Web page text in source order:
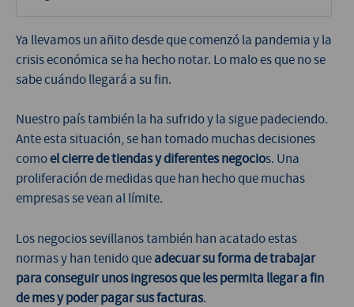
Ya llevamos un añito desde que comenzó la pandemia y la
crisis económica se ha hecho notar. Lo malo es que no se
sabe cuándo llegará a su fin.
Nuestro país también la ha sufrido y la sigue padeciendo.
Ante esta situación, se han tomado muchas decisiones
comoel cierre de tiendas y diferentes negocios. Una
proliferación de medidas que han hecho que muchas
empresas se vean al límite.
Los negocios sevillanos también han acatado estas
normas y han tenido queadecuar su forma de trabajar
para conseguir unos ingresos que les permita llegar a fin
de mes y poder pagar sus facturas.